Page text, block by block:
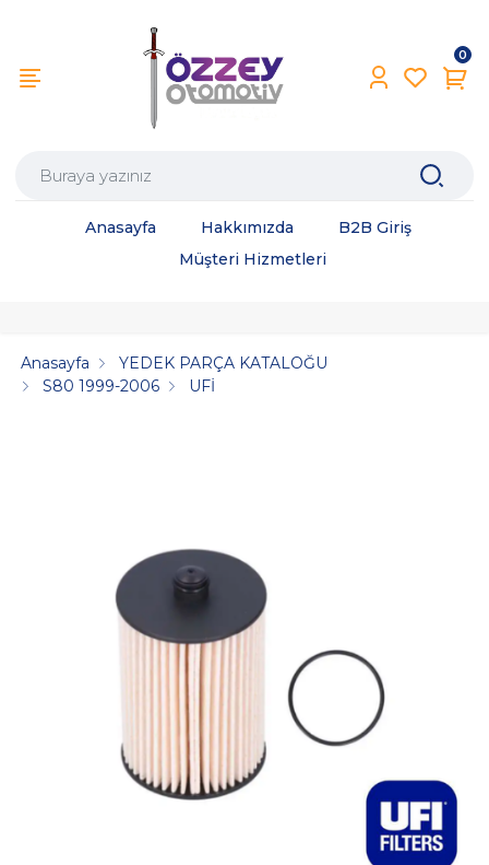
0
Anasayfa Hakkımızda
B2B Giriş
Müşteri Hizmetleri
Anasayfa
YEDEK PARÇA KATALOĞU
S80 1999-2006
UFİ